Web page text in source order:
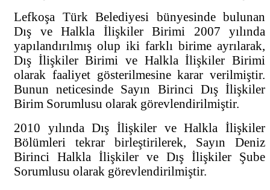
Lefkoşa Türk Belediyesi bünyesinde bulunan
Dış ve Halkla İlişkiler Birimi 2007 yılında
yapılandırılmış olup iki farklı birime ayrılarak,
Dış İlişkiler Birimi ve Halkla İlişkiler Birimi
olarak faaliyet gösterilmesine karar verilmiştir.
Bunun neticesinde Sayın Birinci Dış İlişkiler
Birim Sorumlusu olarak görevlendirilmiştir.
2010 yılında Dış İlişkiler ve Halkla İlişkiler
Bölümleri tekrar birleştirilerek, Sayın Deniz
Birinci Halkla İlişkiler ve Dış İlişkiler Şube
Sorumlusu olarak görevlendirilmiştir.